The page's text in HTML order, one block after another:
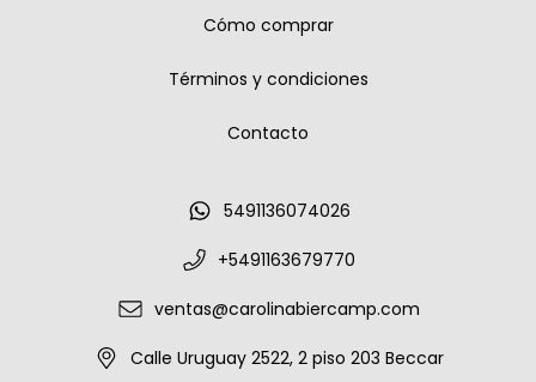
Cómo comprar
Términos y condiciones
Contacto
5491136074026
+5491163679770
ventas@carolinabiercamp.com
Calle Uruguay 2522, 2 piso 203 Beccar